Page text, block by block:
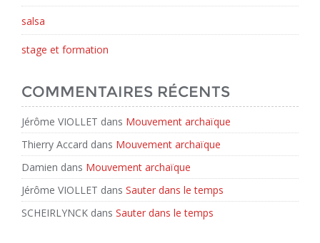
salsa
stage et formation
COMMENTAIRES RÉCENTS
Jérôme VIOLLET dans Mouvement archaïque
Thierry Accard dans Mouvement archaïque
Damien dans Mouvement archaïque
Jérôme VIOLLET dans Sauter dans le temps
SCHEIRLYNCK dans Sauter dans le temps